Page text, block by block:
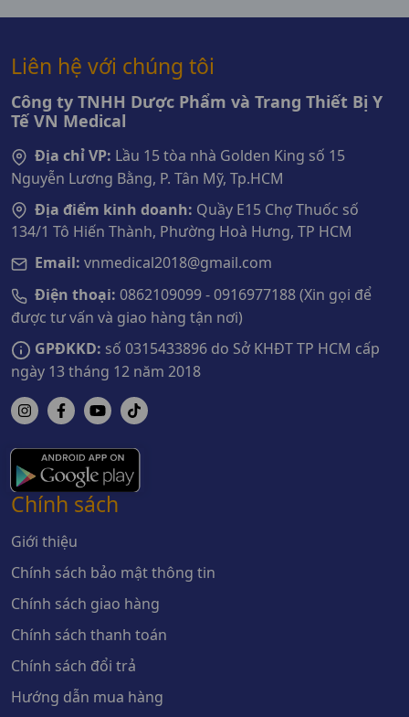
Liên hệ với chúng tôi
Công ty TNHH Dược Phẩm và Trang Thiết Bị Y
Tế VN Medical
Địa chỉ VP: Lầu 15 tòa nhà Golden King số 15
Nguyễn Lương Bằng, P. Tân Mỹ, Tp.HCM
Địa điểm kinh doanh: Quầy E15 Chợ Thuốc số
134/1 Tô Hiến Thành, Phường Hoà Hưng, TP HCM
Email: vnmedical2018@gmail.com
Điện thoại: 0862109099 - 0916977188 (Xin gọi để
được tư vấn và giao hàng tận nơi)
GPĐKKD: số 0315433896 do Sở KHĐT TP HCM cấp
ngày 13 tháng 12 năm 2018
Chính sách
Giới thiệu
Chính sách bảo mật thông tin
Chính sách giao hàng
Chính sách thanh toán
Chính sách đổi trả
Hướng dẫn mua hàng